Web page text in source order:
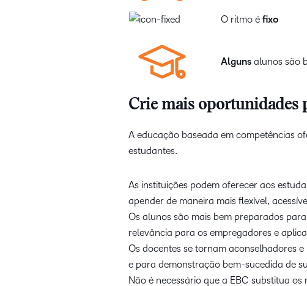
O ritmo é fixo
Alguns alunos são
Crie mais oportunidades
A educação baseada em competências
estudantes.
As instituições podem oferecer aos
apender de maneira mais flexível,
Os alunos são mais bem preparados
relevância para os empregadores e
Os docentes se tornam aconselhadores
e para demonstração bem-sucedida de
Não é necessário que a EBC substitua